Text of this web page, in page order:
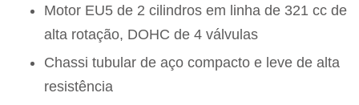
Motor EU5 de 2 cilindros em linha de 321 cc de
alta rotação, DOHC de 4 válvulas
Chassi tubular de aço compacto e leve de alta
resistência